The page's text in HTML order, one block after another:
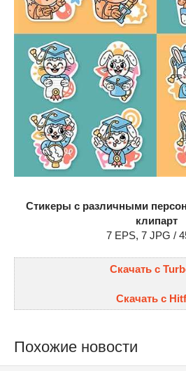
Стикеры с различными
клипарт
7 EPS, 7 JPG /
Скачать с
Скачать с
Похожие новости